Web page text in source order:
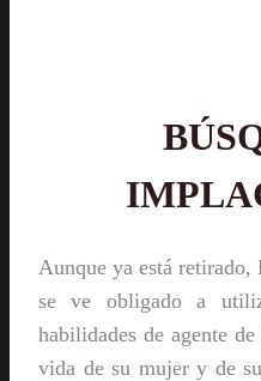
Aunque ya está
se ve obligado a
habilidades de agente
vida de su mujer y de